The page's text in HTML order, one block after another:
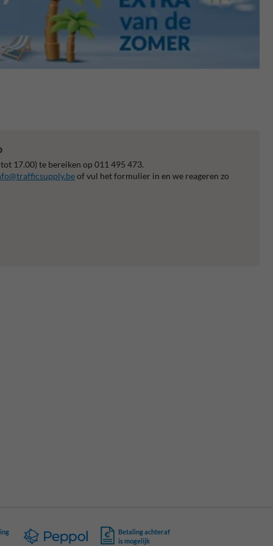
17.00) te bereiken op 011 495 473.
of vul het formulier in en we reageren zo
Betaling achteraf
is mogelijk